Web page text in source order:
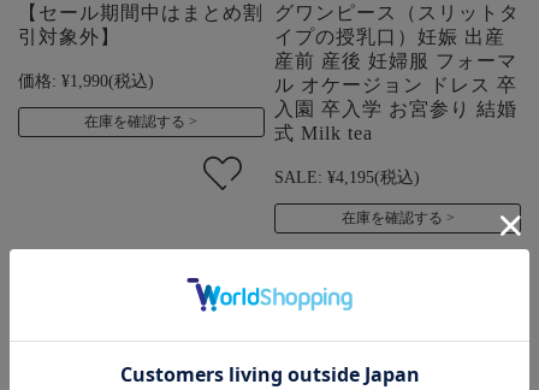
【セール期間中はまとめ割
引対象外】
価格: ¥1,990(税込)
在庫を確認する
グワンピース（スリットタ
イプの授乳口）妊娠 出産
産前 産後 妊婦服 フォーマ
ル オケージョン ドレス 卒
入園 卒入学 お宮参り 結婚
式 Milk tea
SALE: ¥4,195(税込)
在庫を確認する